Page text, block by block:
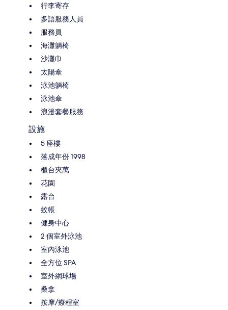
行李寄存
多語服務人員
服務員
海灘躺椅
沙灘巾
太陽傘
泳池躺椅
泳池傘
浪漫套餐服務
設施
5 座樓
落成年份 1998
櫃台夾萬
花園
露台
蚊帳
健身中心
2 個室外泳池
室內泳池
全方位 SPA
室外網球場
桑拿
按摩/療程室